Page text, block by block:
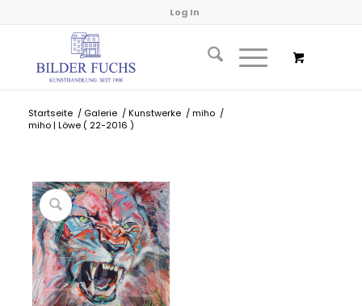
Log In
Startseite / Galerie / Kunstwerke / miho /
miho | Löwe ( 22-2016 )